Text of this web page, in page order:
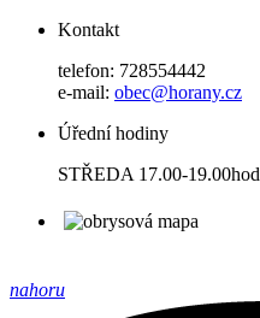
Kontakt
telefon: 728554442
e-mail: obec@horany.cz
Úřední hodiny
STŘEDA 17.00-19.00hod
nahoru